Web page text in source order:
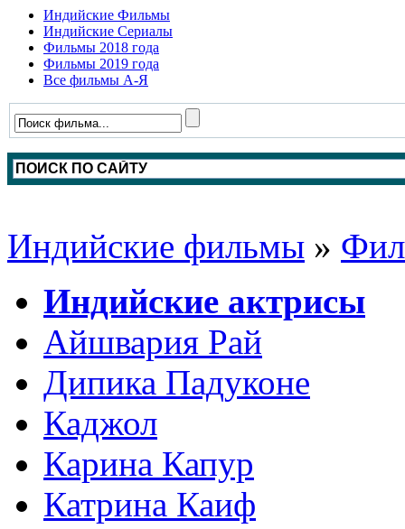
Индийские Фильмы
Индийские Сериалы
Фильмы 2018 года
Фильмы 2019 года
Все фильмы А-Я
Индийские фильмы »
Индийские актрисы
Айшвария Рай
Дипика Падуконе
Каджол
Карина Капур
Катрина Каиф